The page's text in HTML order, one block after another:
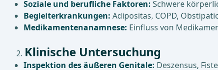
Soziale und berufliche Faktoren: Schwere
Begleiterkrankungen: Adipositas, COPD,
Medikamentenanamnese: Einfluss von
Klinische Untersuchung
Inspektion des äußeren Genitale: Deszensus,